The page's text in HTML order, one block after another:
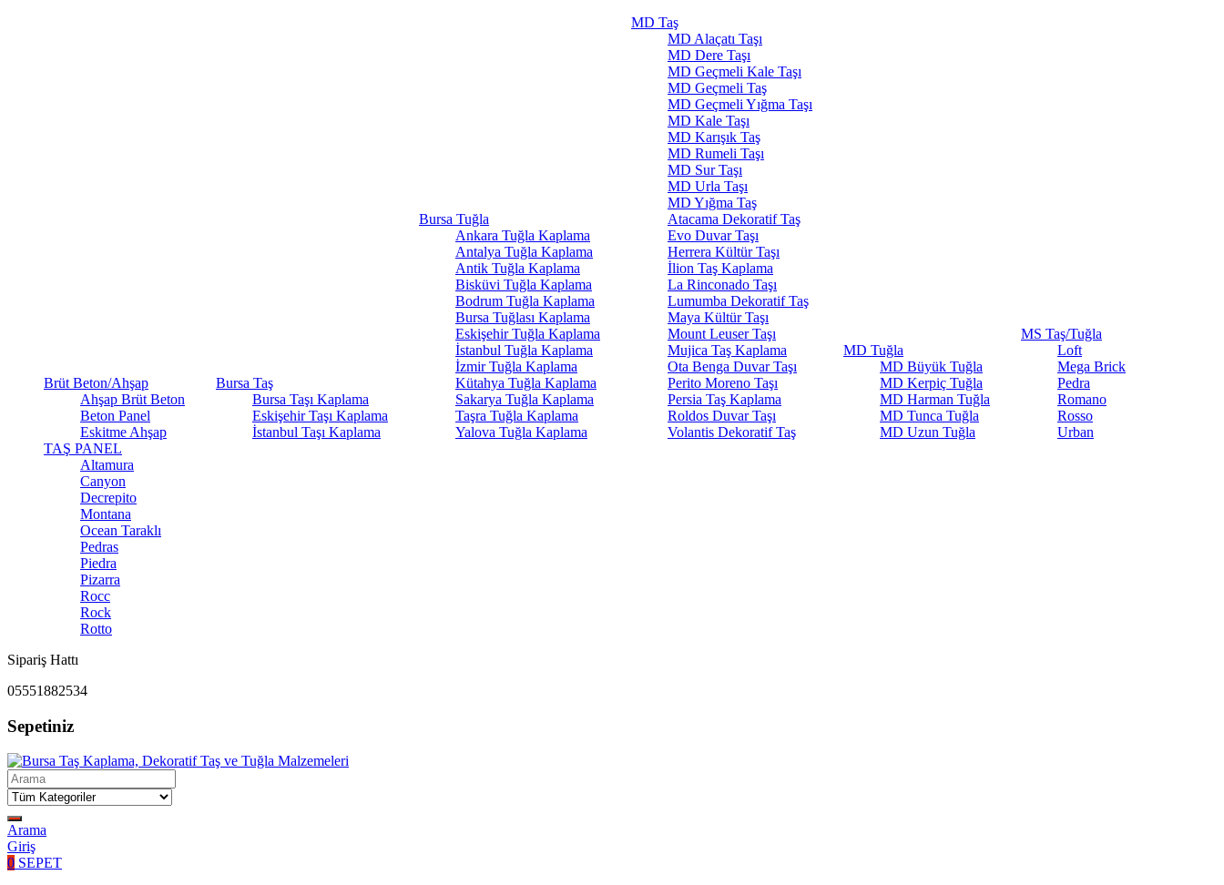
Brüt Beton/Ahşap
Ahşap Brüt Beton
Beton Panel
Eskitme Ahşap
Bursa Taş
Bursa Taşı Kaplama
Eskişehir Taşı Kaplama
İstanbul Taşı Kaplama
Bursa Tuğla
Ankara Tuğla Kaplama
Antalya Tuğla Kaplama
Antik Tuğla Kaplama
Bisküvi Tuğla Kaplama
Bodrum Tuğla Kaplama
Bursa Tuğlası Kaplama
Eskişehir Tuğla Kaplama
İstanbul Tuğla Kaplama
İzmir Tuğla Kaplama
Kütahya Tuğla Kaplama
Sakarya Tuğla Kaplama
Taşra Tuğla Kaplama
Yalova Tuğla Kaplama
MD Taş
MD Alaçatı Taşı
MD Dere Taşı
MD Geçmeli Kale Taşı
MD Geçmeli Taş
MD Geçmeli Yığma Taşı
MD Kale Taşı
MD Karışık Taş
MD Rumeli Taşı
MD Sur Taşı
MD Urla Taşı
MD Yığma Taş
Atacama Dekoratif Taş
Evo Duvar Taşı
Herrera Kültür Taşı
İlion Taş Kaplama
La Rinconado Taşı
Lumumba Dekoratif Taş
Maya Kültür Taşı
Mount Leuser Taşı
Mujica Taş Kaplama
Ota Benga Duvar Taşı
Perito Moreno Taşı
Persia Taş Kaplama
Roldos Duvar Taşı
Volantis Dekoratif Taş
MD Tuğla
MD Büyük Tuğla
MD Kerpiç Tuğla
MD Harman Tuğla
MD Tunca Tuğla
MD Uzun Tuğla
MS Taş/Tuğla
Loft
Mega Brick
Pedra
Romano
Rosso
Urban
TAŞ PANEL
Altamura
Canyon
Decrepito
Montana
Ocean Taraklı
Pedras
Piedra
Pizarra
Rocc
Rock
Rotto
Sipariş Hattı
05551882534
Sepetiniz
Arama
Giriş
0 SEPET